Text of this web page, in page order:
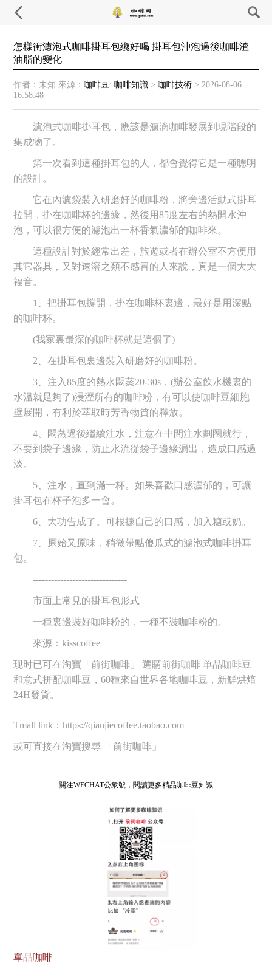
怎樣衝濾泡式咖啡掛耳包纔好喝 掛耳包沖泡過後咖啡渣
油脂的變化
作者：未知 來源：咖啡豆:咖啡知識 >咖啡技術 >2026-08-06
16:58:48
濾泡式咖啡掛耳包，應該是濾滴咖啡發展到現階段的
集成物了。
第一次看到這種掛耳包的人，都會覺得它是一種聰明
的設計。
它在內濾袋裝入研磨好的咖啡粉，將旁邊活動式掛耳
拉開，掛在咖啡杯的邊緣，然後用85度左右的熱開水沖
泡，可以很方便的濾泡出一杯香氣濃郁的咖啡來。
這種設計對於經常出差，旅遊或者在辦公室不方便用
其它器具，又對速溶之類不感冒的人來說，真是一個大大
福音。
1、把掛耳包撐開，掛在咖啡杯裏邊，最好是用深點
的咖啡杯。
(我家裏最深的咖啡杯就是這個了)
2、在掛耳包裏邊裝入研磨好的咖啡粉。
3、注入85度的熱水悶蒸20-30s，(辦公室飲水機裏的
水溫就足夠了)浸溼所有的咖啡粉，有可以使咖啡豆細胞
壁展開，有利於萃取時芳香物質的釋放。
4、悶蒸過後繼續注水，注意在中間注水劃圈就行，
不要到袋子邊緣，防止水流從袋子邊緣漏出，造成口感過
淡。
5、注水，直到滿一杯。如果喜歡口感濃郁的，可讓
掛耳包在杯子泡多一會。
6、大功告成了。可根據自己的口感，加入糖或奶。
7、原始又原味，稍微帶點傻瓜式的濾泡式咖啡掛耳
包。
-------------------------------
市面上常見的掛耳包形式
一種裏邊裝好咖啡粉的，一種不裝咖啡粉的。
來源：kisscoffee
现时已可在淘寶「前街咖啡」 選購前街咖啡 单品咖啡豆
和意式拼配咖啡豆，60種來自世界各地咖啡豆，新鮮烘焙
24H發貨。
Tmall link：https://qianjiecoffee.taobao.com
或可直接在淘寶搜尋 「前街咖啡」
關注WECHAT公衆號，閱讀更多精品咖啡豆知識
單品咖啡